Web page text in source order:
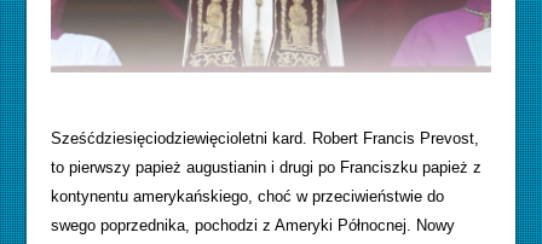
Sześćdziesięciodziewięcioletni kard. Robert Francis Prevost,
to pierwszy papież augustianin i drugi po Franciszku papież z
kontynentu amerykańskiego, choć w przeciwieństwie do
swego poprzednika, pochodzi z Ameryki Północnej. Nowy